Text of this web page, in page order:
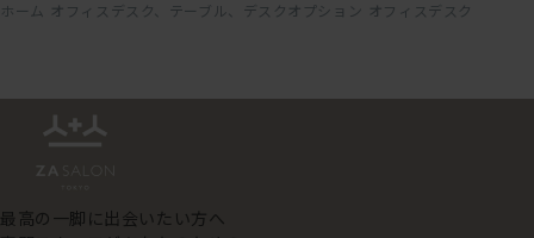
ホーム
オフィスデスク、テーブル、デスクオプション オフィスデスク
最高の一脚に出会いたい方へ